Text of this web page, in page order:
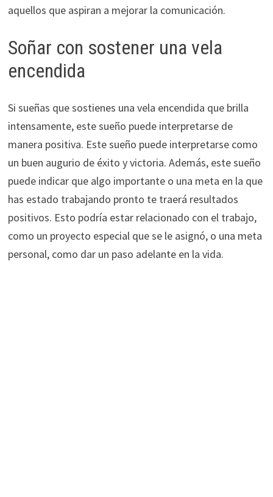
aquellos que aspiran a mejorar la comunicación.
Soñar con sostener una vela
encendida
Si sueñas que sostienes una vela encendida que brilla
intensamente, este sueño puede interpretarse de
manera positiva. Este sueño puede interpretarse como
un buen augurio de éxito y victoria. Además, este sueño
puede indicar que algo importante o una meta en la que
has estado trabajando pronto te traerá resultados
positivos. Esto podría estar relacionado con el trabajo,
como un proyecto especial que se le asignó, o una meta
personal, como dar un paso adelante en la vida.